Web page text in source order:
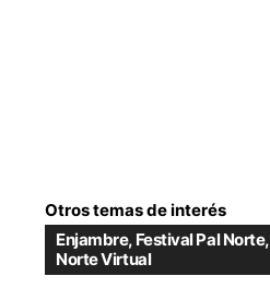
Otros temas de interés
Enjambre, Festival Pal Norte,
Norte Virtual